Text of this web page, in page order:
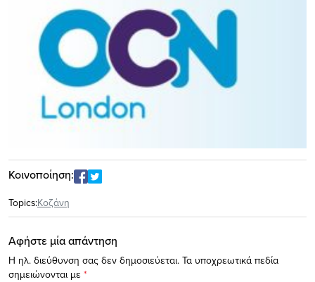
Κοινοποίηση:
Topics:Κοζάνη
Αφήστε μία απάντηση
Η ηλ. διεύθυνση σας δεν δημοσιεύεται. Τα υποχρεωτικά πεδία
σημειώνονται με *